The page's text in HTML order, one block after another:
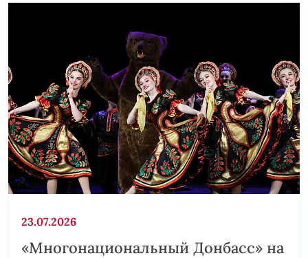
23.07.2026
«Многонациональный Донбасс» на